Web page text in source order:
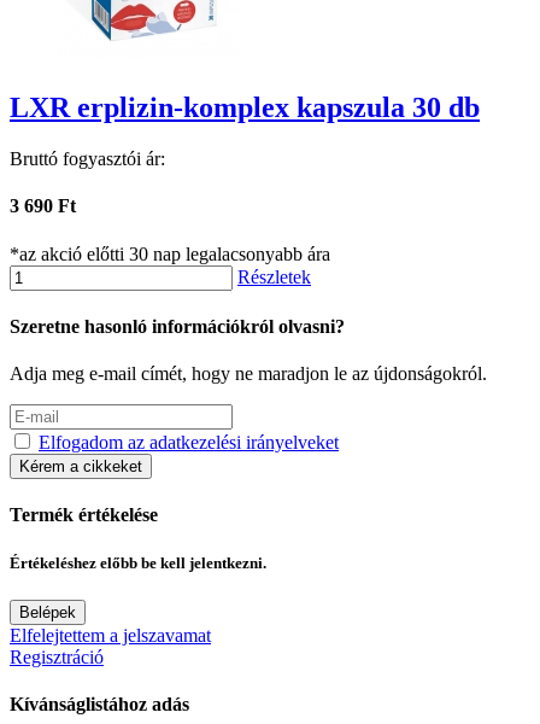
LXR erplizin-komplex kapszula 30 db
Bruttó fogyasztói ár:
3 690 Ft
*az akció előtti 30 nap legalacsonyabb ára
Részletek
Szeretne hasonló információkról olvasni?
Adja meg e-mail címét, hogy ne maradjon le az újdonságokról.
Elfogadom az adatkezelési irányelveket
Kérem a cikkeket
Termék értékelése
Értékeléshez előbb be kell jelentkezni.
Belépek
Elfelejtettem a jelszavamat
Regisztráció
Kívánságlistához adás